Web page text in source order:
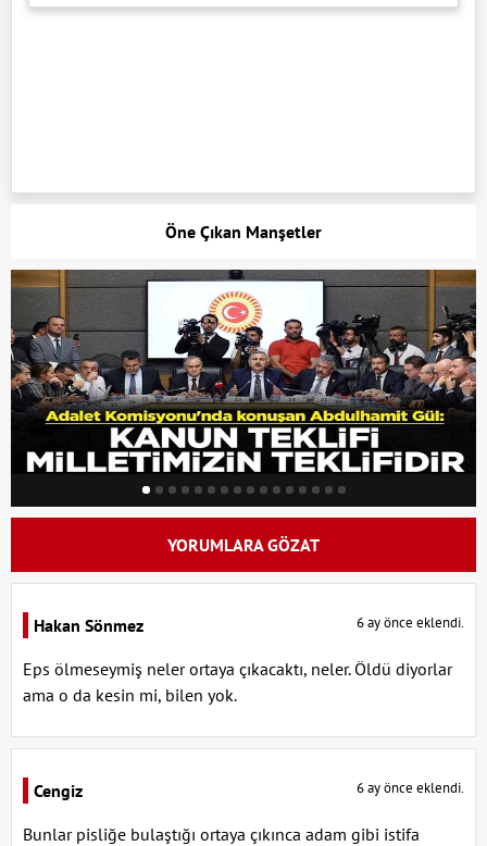
Öne Çıkan Manşetler
YORUMLARA GÖZAT
Hakan Sönmez 6 ay önce eklendi.
Eps ölmeseymiş neler ortaya çıkacaktı, neler. Öldü diyorlar
ama o da kesin mi, bilen yok.
Cengiz 6 ay önce eklendi.
Bunlar pisliğe bulaştığı ortaya çıkınca adam gibi istifa